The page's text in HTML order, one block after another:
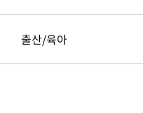
출산/육아